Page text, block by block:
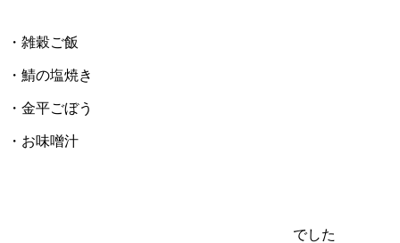
・雑穀ご飯
・鯖の塩焼き
・金平ごぼう
・お味噌汁
でした